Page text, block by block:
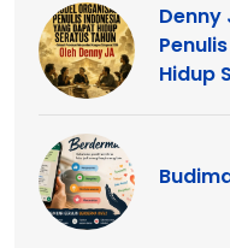
Denny
Hidup